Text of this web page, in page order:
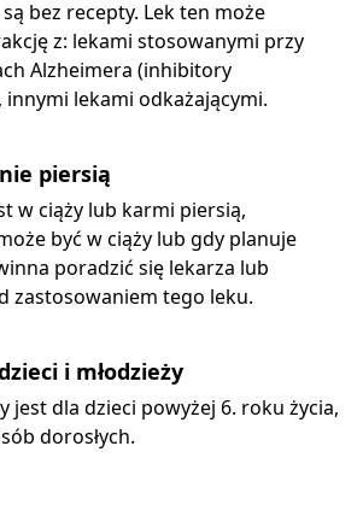
bez recepty. Lek ten może
z: lekami stosowanymi przy
Alzheimera (inhibitory
lekami odkażającymi.
piersią
w ciąży lub karmi piersią,
być w ciąży lub gdy planuje
poradzić się lekarza lub
zastosowaniem tego leku.
i młodzieży
jest dla dzieci powyżej 6. roku życia,
dorosłych.